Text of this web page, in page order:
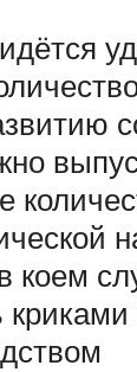
коем
криками